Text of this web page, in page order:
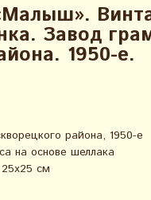
Завод
1950-е.
района, 1950-е
на основе шеллака
см